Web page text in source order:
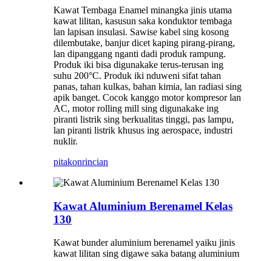
Kawat Tembaga Enamel minangka jinis utama
kawat lilitan, kasusun saka konduktor tembaga
lan lapisan insulasi. Sawise kabel sing kosong
dilembutake, banjur dicet kaping pirang-pirang,
lan dipanggang nganti dadi produk rampung.
Produk iki bisa digunakake terus-terusan ing
suhu 200°C. Produk iki nduweni sifat tahan
panas, tahan kulkas, bahan kimia, lan radiasi sing
apik banget. Cocok kanggo motor kompresor lan
AC, motor rolling mill sing digunakake ing
piranti listrik sing berkualitas tinggi, pas lampu,
lan piranti listrik khusus ing aerospace, industri
nuklir.
pitakonrincian
Kawat Aluminium Berenamel Kelas
130
Kawat bunder aluminium berenamel yaiku jinis
kawat lilitan sing digawe saka batang aluminium